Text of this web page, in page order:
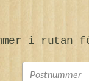
i rutan